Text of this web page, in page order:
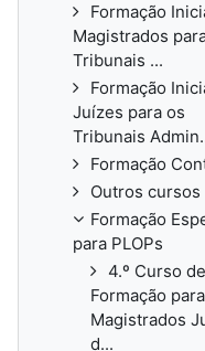
Formação
Magistrados
Tribunais ...
Formação
Juízes para os
Tribunais
Formação
Outros cursos
Formação
para PLOPs
4.º Curso de
Formação para
Magistrados
d...